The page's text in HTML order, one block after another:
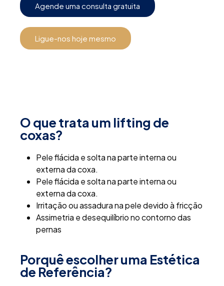
Agende uma consulta gratuita
Ligue-nos hoje mesmo
O que trata um lifting de
coxas?
Pele flácida e solta na parte interna ou
externa da coxa.
Pele flácida e solta na parte interna ou
externa da coxa.
Irritação ou assadura na pele devido à fricção
Assimetria e desequilíbrio no contorno das
pernas
Porquê escolher uma Estética
de Referência?